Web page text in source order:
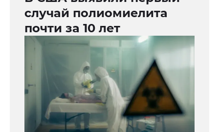
случай полиомиелита
почти за 10 лет